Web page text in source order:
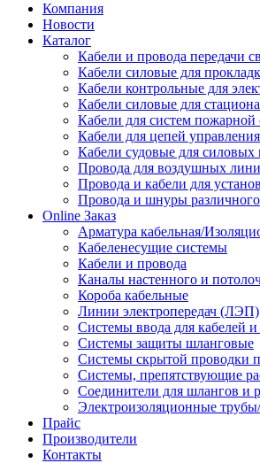
Компания
Новости
Каталог
Кабели и провода передачи
Кабели силовые для
Кабели контрольные для
Кабели силовые для
Кабели для систем пожарной
Кабели для цепей
Кабели судовые для силовых
Провода для воздушных
Провода и кабели для
Провода и шнуры различного
Online Заказ
Арматура кабельная/
Кабеленесущие системы
Кабели и провода
Каналы настенного и
Короба кабельные
Линии электропередач (ЛЭП)
Системы ввода для кабелей
Системы защиты шланговые
Системы скрытой проводки
Системы, препятствующие
Соединители для шлангов и
Электроизоляционные
Прайс
Производители
Контакты